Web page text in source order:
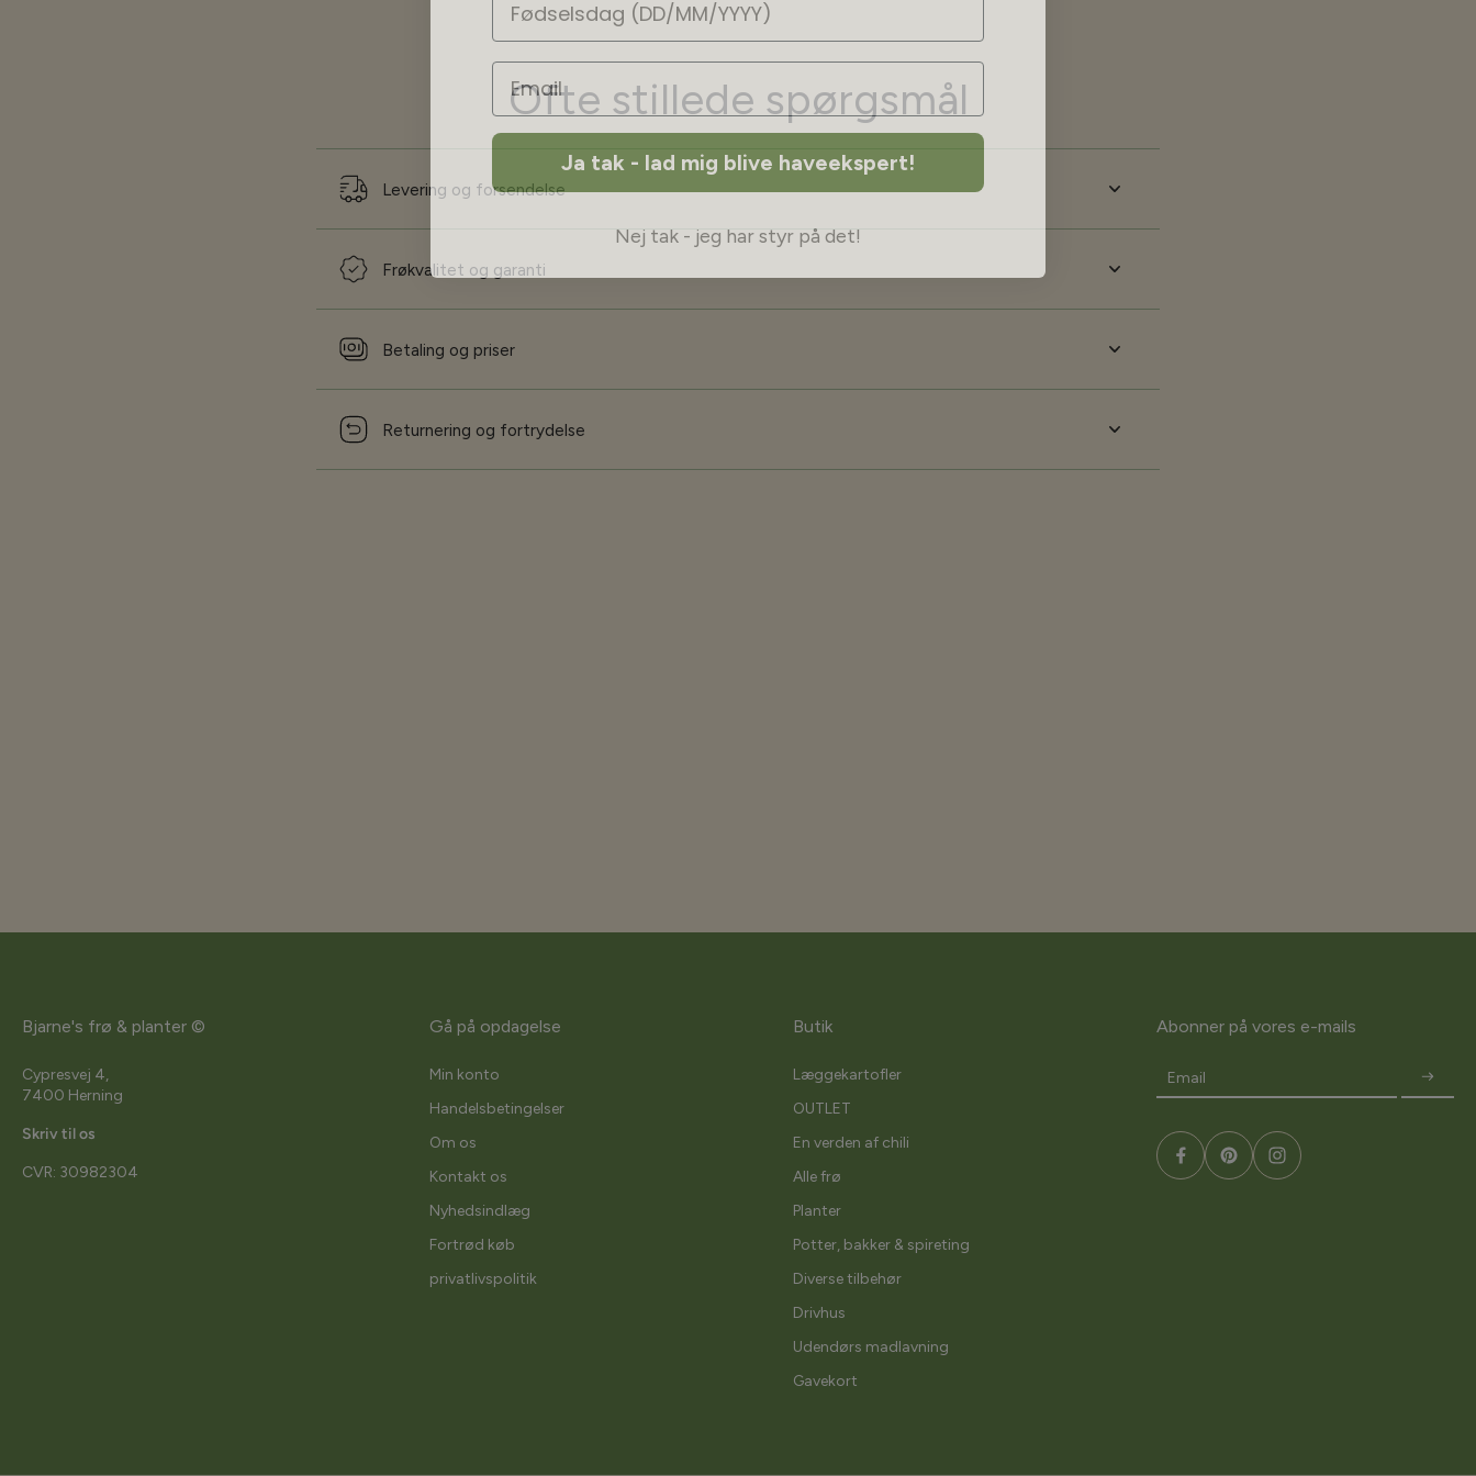
Ofte stillede spørgsmål
Levering og forsendelse
Frøkvalitet og garanti
Betaling og priser
Returnering og fortrydelse
Bjarne's frø & planter ©
Cypresvej 4,
7400 Herning
Skriv til os
CVR: 30982304
Gå på opdagelse
Min konto
Handelsbetingelser
Om os
Kontakt os
Nyhedsindlæg
Fortrød køb
privatlivspolitik
Butik
Læggekartofler
OUTLET
En verden af chili
Alle frø
Planter
Potter, bakker & spireting
Diverse tilbehør
Drivhus
Udendørs madlavning
Gavekort
Abonner på vores e-mails
Email
Ja tak - lad mig blive haveekspert!